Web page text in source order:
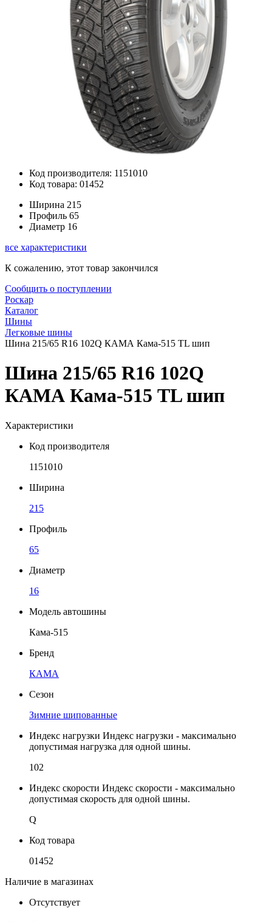
Код производителя: 1151010
Код товара: 01452
Ширина 215
Профиль 65
Диаметр 16
все характеристики
К сожалению, этот товар закончился
Сообщить о поступлении
Роскар
Каталог
Шины
Легковые шины
Шина 215/65 R16 102Q КАМА Кама-515 TL шип
Шина 215/65 R16 102Q
КАМА Кама-515 TL шип
Характеристики
Код производителя
1151010
Ширина
215
Профиль
65
Диаметр
16
Модель автошины
Кама-515
Бренд
КАМА
Сезон
Зимние шипованные
Индекс нагрузки Индекс нагрузки - максимально
допустимая нагрузка для одной шины.
102
Индекс скорости Индекс скорости - максимально
допустимая скорость для одной шины.
Q
Код товара
01452
Наличие в магазинах
Отсутствует